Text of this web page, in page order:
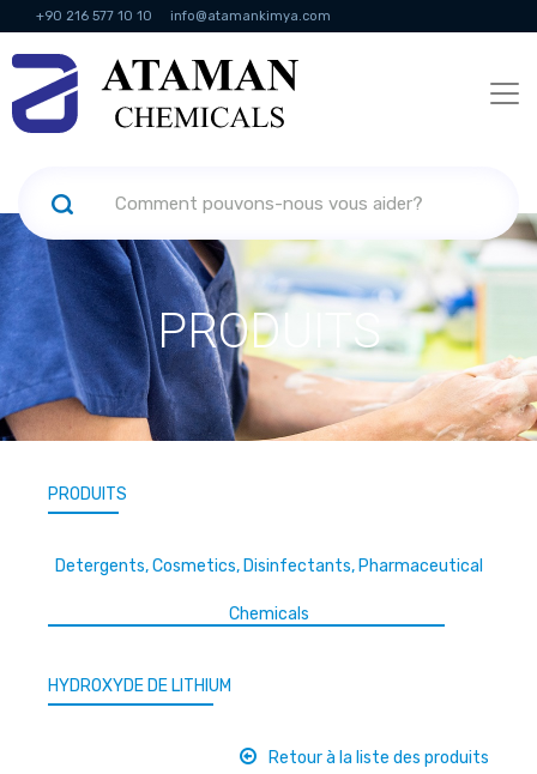
+90 216 577 10 10 info@atamankimya.com
KVKK Politikası Services de la société de l'information
humaines
PRODUITS
PRODUITS
Detergents, Cosmetics, Disinfectants, Pharmaceutical
Chemicals
HYDROXYDE DE LITHIUM
Retour à la liste des produits